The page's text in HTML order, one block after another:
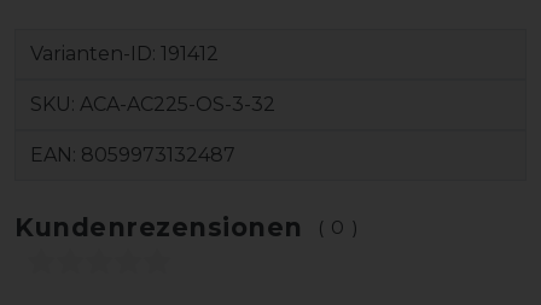
Varianten-ID: 191412
SKU: ACA-AC225-OS-3-32
EAN: 8059973132487
Kundenrezensionen (0)